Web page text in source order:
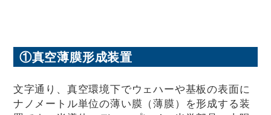
①真空薄膜形成装置
文字通り、真空環境下でウェハーや基板の表面に
ナノメートル単位の薄い膜（薄膜）を形成する装